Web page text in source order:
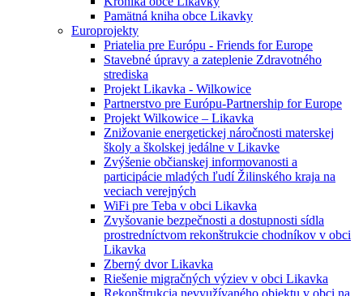
Pamätná kniha obce Likavky
Europrojekty
Priatelia pre Európu - Friends for Europe
Stavebné úpravy a zateplenie Zdravotného
strediska
Projekt Likavka - Wilkowice
Partnerstvo pre Európu-Partnership for Europe
Projekt Wilkowice – Likavka
Znižovanie energetickej náročnosti materskej
školy a školskej jedálne v Likavke
Zvýšenie občianskej informovanosti a
participácie mladých ľudí Žilinského kraja na
veciach verejných
WiFi pre Teba v obci Likavka
Zvyšovanie bezpečnosti a dostupnosti sídla
prostredníctvom rekonštrukcie chodníkov v obci
Likavka
Zberný dvor Likavka
Riešenie migračných výziev v obci Likavka
Rekonštrukcia nevyužívaného objektu v obci na